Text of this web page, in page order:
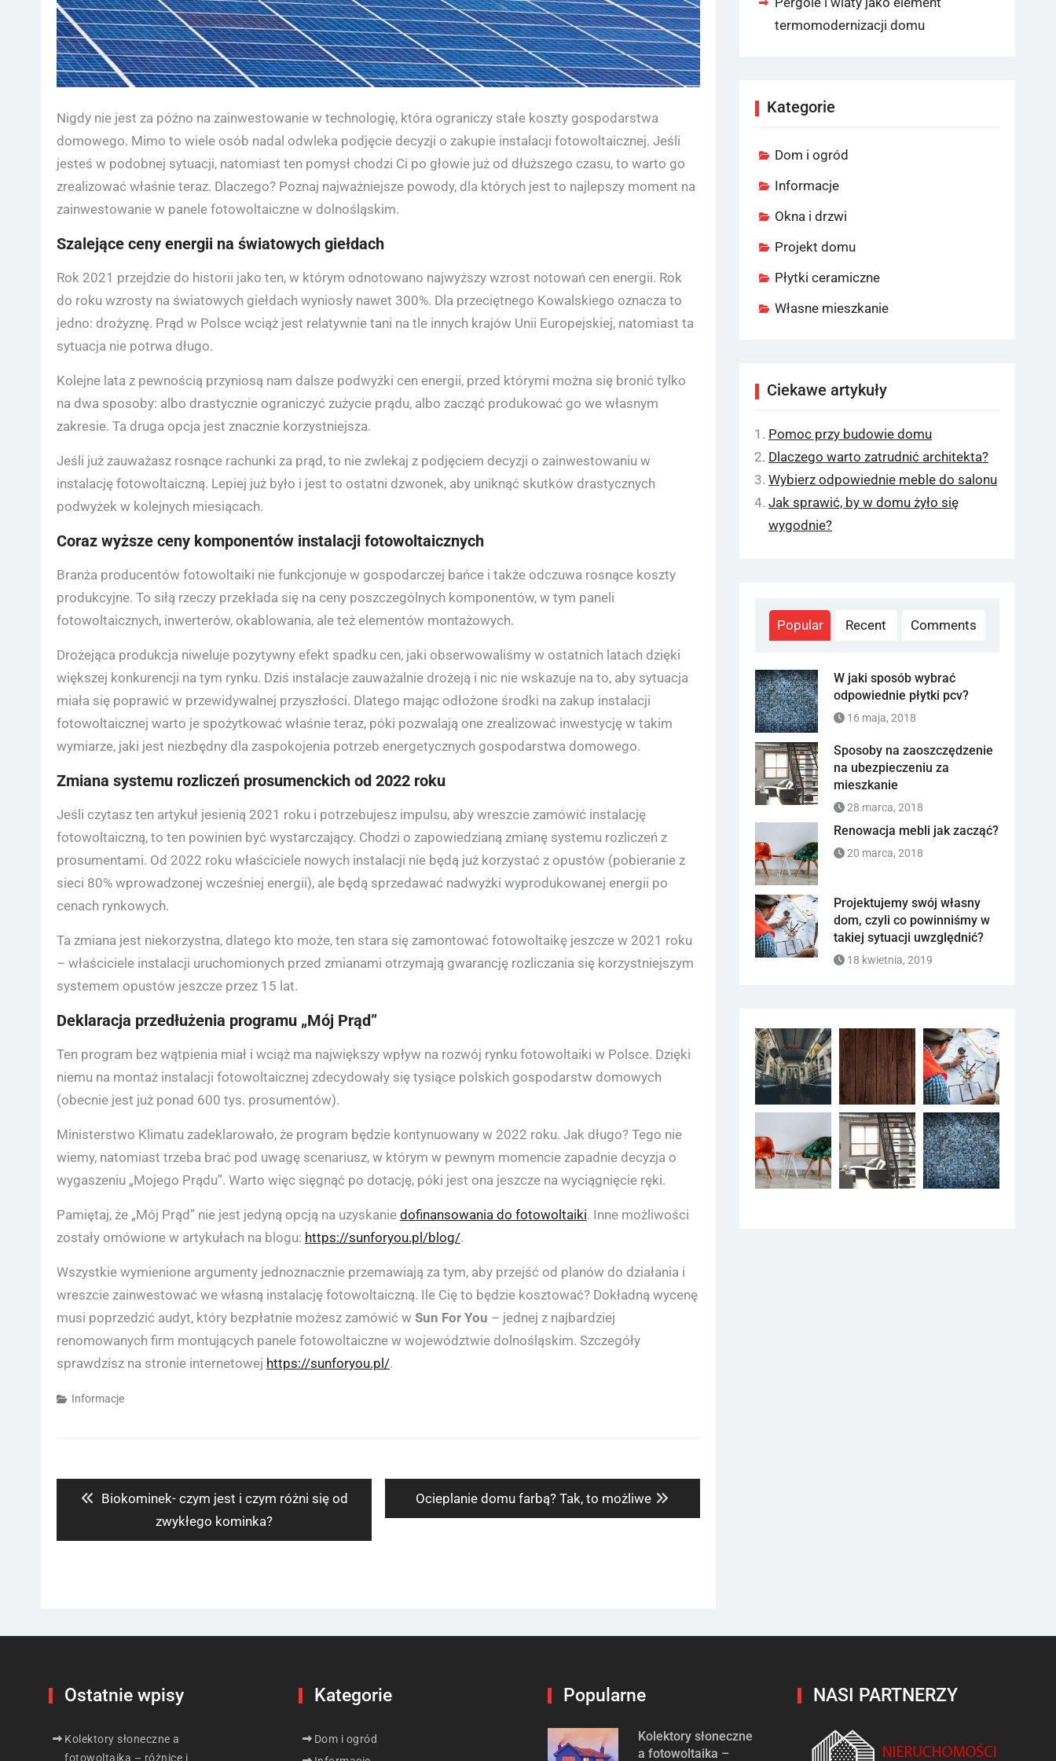
Nigdy nie jest za późno na zainwestowanie w technologię, która ograniczy stałe koszty gospodarstwa
domowego. Mimo to wiele osób nadal odwleka podjęcie decyzji o zakupie instalacji fotowoltaicznej. Jeśli
jesteś w podobnej sytuacji, natomiast ten pomysł chodzi Ci po głowie już od dłuższego czasu, to warto go
zrealizować właśnie teraz. Dlaczego? Poznaj najważniejsze powody, dla których jest to najlepszy moment na
zainwestowanie w panele fotowoltaiczne w dolnośląskim.
Szalejące ceny energii na światowych giełdach
Rok 2021 przejdzie do historii jako ten, w którym odnotowano najwyższy wzrost notowań cen energii. Rok
do roku wzrosty na światowych giełdach wyniosły nawet 300%. Dla przeciętnego Kowalskiego oznacza to
jedno: drożyznę. Prąd w Polsce wciąż jest relatywnie tani na tle innych krajów Unii Europejskiej, natomiast ta
sytuacja nie potrwa długo.
Kolejne lata z pewnością przyniosą nam dalsze podwyżki cen energii, przed którymi można się bronić tylko
na dwa sposoby: albo drastycznie ograniczyć zużycie prądu, albo zacząć produkować go we własnym
zakresie. Ta druga opcja jest znacznie korzystniejsza.
Jeśli już zauważasz rosnące rachunki za prąd, to nie zwlekaj z podjęciem decyzji o zainwestowaniu w
instalację fotowoltaiczną. Lepiej już było i jest to ostatni dzwonek, aby uniknąć skutków drastycznych
podwyżek w kolejnych miesiącach.
Coraz wyższe ceny komponentów instalacji fotowoltaicznych
Branża producentów fotowoltaiki nie funkcjonuje w gospodarczej bańce i także odczuwa rosnące koszty
produkcyjne. To siłą rzeczy przekłada się na ceny poszczególnych komponentów, w tym paneli
fotowoltaicznych, inwerterów, okablowania, ale też elementów montażowych.
Drożejąca produkcja niweluje pozytywny efekt spadku cen, jaki obserwowaliśmy w ostatnich latach dzięki
większej konkurencji na tym rynku. Dziś instalacje zauważalnie drożeją i nic nie wskazuje na to, aby sytuacja
miała się poprawić w przewidywalnej przyszłości. Dlatego mając odłożone środki na zakup instalacji
fotowoltaicznej warto je spożytkować właśnie teraz, póki pozwalają one zrealizować inwestycję w takim
wymiarze, jaki jest niezbędny dla zaspokojenia potrzeb energetycznych gospodarstwa domowego.
Zmiana systemu rozliczeń prosumenckich od 2022 roku
Jeśli czytasz ten artykuł jesienią 2021 roku i potrzebujesz impulsu, aby wreszcie zamówić instalację
fotowoltaiczną, to ten powinien być wystarczający. Chodzi o zapowiedzianą zmianę systemu rozliczeń z
prosumentami. Od 2022 roku właściciele nowych instalacji nie będą już korzystać z opustów (pobieranie z
sieci 80% wprowadzonej wcześniej energii), ale będą sprzedawać nadwyżki wyprodukowanej energii po
cenach rynkowych.
Ta zmiana jest niekorzystna, dlatego kto może, ten stara się zamontować fotowoltaikę jeszcze w 2021 roku
– właściciele instalacji uruchomionych przed zmianami otrzymają gwarancję rozliczania się korzystniejszym
systemem opustów jeszcze przez 15 lat.
Deklaracja przedłużenia programu „Mój Prąd”
Ten program bez wątpienia miał i wciąż ma największy wpływ na rozwój rynku fotowoltaiki w Polsce. Dzięki
niemu na montaż instalacji fotowoltaicznej zdecydowały się tysiące polskich gospodarstw domowych
(obecnie jest już ponad 600 tys. prosumentów).
Ministerstwo Klimatu zadeklarowało, że program będzie kontynuowany w 2022 roku. Jak długo? Tego nie
wiemy, natomiast trzeba brać pod uwagę scenariusz, w którym w pewnym momencie zapadnie decyzja o
wygaszeniu „Mojego Prądu”. Warto więc sięgnąć po dotację, póki jest ona jeszcze na wyciągnięcie ręki.
Pamiętaj, że „Mój Prąd” nie jest jedyną opcją na uzyskanie dofinansowania do fotowoltaiki. Inne możliwości
zostały omówione w artykułach na blogu: https://sunforyou.pl/blog/.
Wszystkie wymienione argumenty jednoznacznie przemawiają za tym, aby przejść od planów do działania i
wreszcie zainwestować we własną instalację fotowoltaiczną. Ile Cię to będzie kosztować? Dokładną wycenę
musi poprzedzić audyt, który bezpłatnie możesz zamówić w Sun For You – jednej z najbardziej
renomowanych firm montujących panele fotowoltaiczne w województwie dolnośląskim. Szczegóły
sprawdzisz na stronie internetowej https://sunforyou.pl/.
Informacje
Previous
Biokominek- czym jest i czym różni się od
zwykłego kominka?
Next
post:
Ocieplanie domu farbą? Tak, to możliwe
termomodernizacji domu
Kategorie
Dom i ogród
Informacje
Okna i drzwi
Projekt domu
Płytki ceramiczne
Własne mieszkanie
Ciekawe artykuły
Pomoc przy budowie domu
Dlaczego warto zatrudnić architekta?
Wybierz odpowiednie meble do salonu
Jak sprawić, by w domu żyło się
wygodnie?
Popular Recent Comments
W jaki sposób wybrać
odpowiednie płytki pcv?
16 maja, 2018
Sposoby na zaoszczędzenie
na ubezpieczeniu za
mieszkanie
28 marca, 2018
Renowacja mebli jak zacząć?
20 marca, 2018
Projektujemy swój własny
dom, czyli co powinniśmy w
takiej sytuacji uwzględnić?
18 kwietnia, 2019
Ostatnie wpisy
Kolektory słoneczne a
fotowoltaika – różnice i
Kategorie
Dom i ogród
Popularne
Kolektory słoneczne
a fotowoltaika –
NASI PARTNERZY